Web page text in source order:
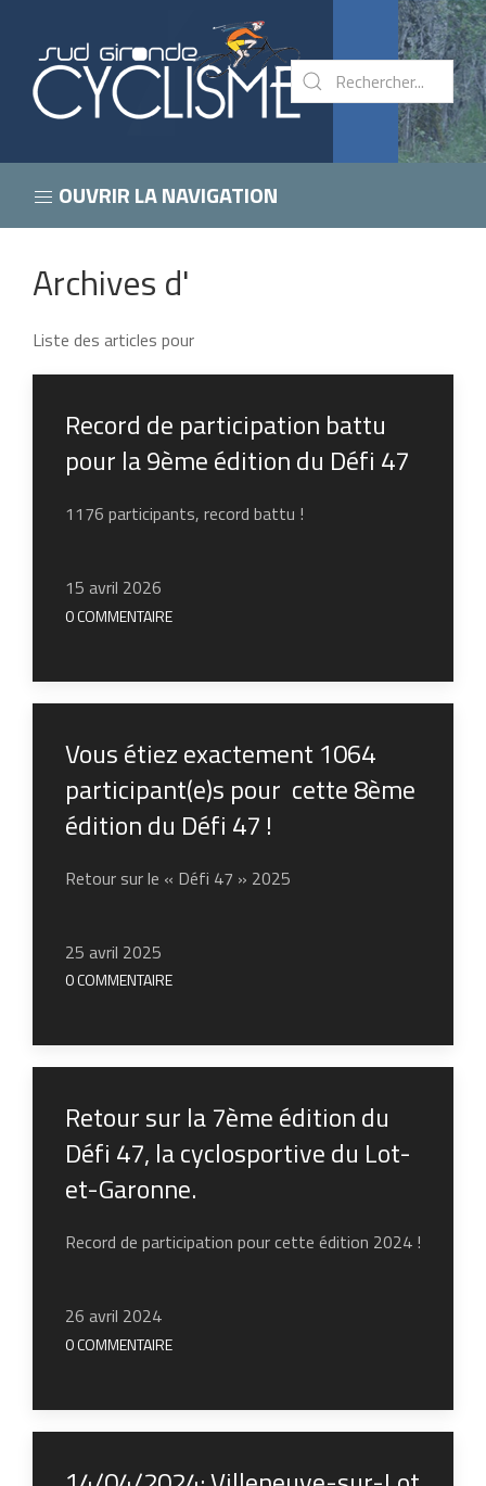
OUVRIR LA NAVIGATION
Archives d'
Liste des articles pour
Record de participation battu
pour la 9ème édition du Défi 47
1176 participants, record battu !
15 avril 2026
0 COMMENTAIRE
Vous étiez exactement 1064
participant(e)s pour cette 8ème
édition du Défi 47 !
Retour sur le « Défi 47 » 2025
25 avril 2025
0 COMMENTAIRE
Retour sur la 7ème édition du
Défi 47, la cyclosportive du Lot-
et-Garonne.
Record de participation pour cette édition 2024 !
26 avril 2024
0 COMMENTAIRE